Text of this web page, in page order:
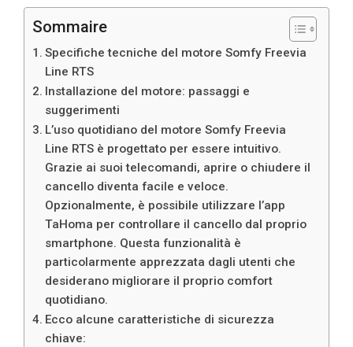
Sommaire
Specifiche tecniche del motore Somfy Freevia
Line RTS
Installazione del motore: passaggi e
suggerimenti
L’uso quotidiano del motore Somfy Freevia
Line RTS è progettato per essere intuitivo.
Grazie ai suoi telecomandi, aprire o chiudere il
cancello diventa facile e veloce.
Opzionalmente, è possibile utilizzare l’app
TaHoma per controllare il cancello dal proprio
smartphone. Questa funzionalità è
particolarmente apprezzata dagli utenti che
desiderano migliorare il proprio comfort
quotidiano.
Ecco alcune caratteristiche di sicurezza
chiave: